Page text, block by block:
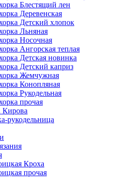
Блестящий лен
Деревенская
Детский хлопок
Льняная
Носочная
Ангорская теплая
Детская новинка
Детский каприз
Жемчужная
Конопляная
Рукодельная
прочая
рукодельница
Кроха
прочая